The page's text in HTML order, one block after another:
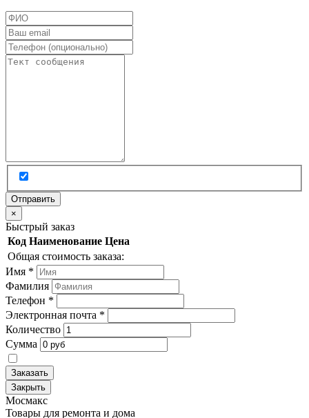
×
Быстрый заказ
Код Наименование Цена
Общая стоимость заказа:
Имя *
Фамилия
Телефон *
Электронная почта *
Количество
Сумма
Заказать
Закрыть
Мосмакс
Товары для ремонта и дома